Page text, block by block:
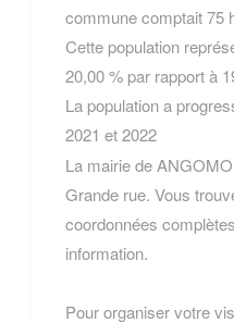
commune comptait 75
Cette population
20,00 % par rapport à
La population a
2021 et 2022
La mairie de
Grande rue. Vous
coordonnées
information.
Pour organiser votre